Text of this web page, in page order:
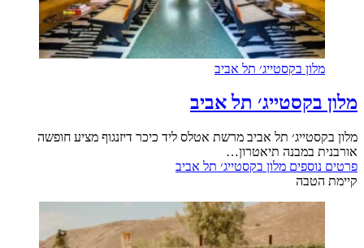
מלון בקסטייג׳ תל אביב
מלון בקסטייג׳ תל אביב
מלון בקסטייג׳ תל אביב מרשת אטלס ליד כיכר דיזנגוף מציע חופשה
אורבנית במבנה תיאטרון…
פרטים נוספים מלון בקסטייג׳ תל אביב
קיימת הטבה